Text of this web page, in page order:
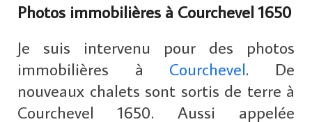
Photos immobilières à Courchevel 1650
Je suis intervenu pour des photos
immobilières à Courchevel. De
nouveaux chalets sont sortis de terre à
Courchevel 1650. Aussi appelée